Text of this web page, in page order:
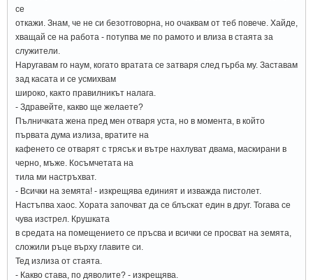
се
откажи. Знам, че не си безотговорна, но очаквам от теб повече. Хайде,
хващай се на работа - потупва ме по рамото и влиза в стаята за
служители.
Наругавам го наум, когато вратата се затваря след гърба му. Заставам
зад касата и се усмихвам
широко, както правилникът налага.
- Здравейте, какво ще желаете?
Пълничката жена пред мен отваря уста, но в момента, в който
първата дума излиза, вратите на
кафенето се отварят с трясък и вътре нахлуват двама, маскирани в
черно, мъже. Косъмчетата на
тила ми настръхват.
- Всички на земята! - изкрещява единият и изважда пистолет.
Настъпва хаос. Хората започват да се блъскат един в друг. Тогава се
чува изстрел. Крушката
в средата на помещението се пръсва и всички се просват на земята,
сложили ръце върху главите си.
Тед излиза от стаята.
- Какво става, по дяволите? - изкрещява.